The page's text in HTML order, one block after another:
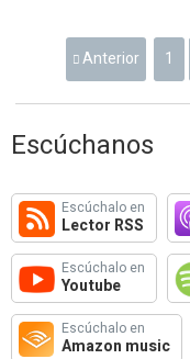
Anterior 1
Escúchanos
Escúchalo en
Lector RSS
Escúchalo en
Youtube
Escúchalo en
Amazon music